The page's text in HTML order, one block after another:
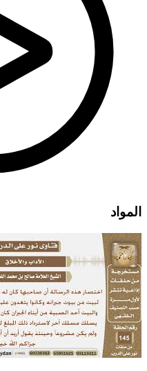
المواد